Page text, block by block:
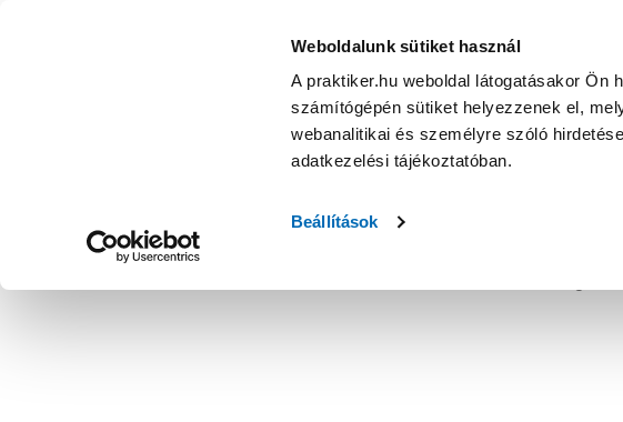
Weboldalunk sütiket használ
A praktiker.hu weboldal látogatásakor Ön
számítógépén sütiket helyezzenek el,
webanalitikai és személyre szóló
adatkezelési tájékoztatóban.
Beállítások